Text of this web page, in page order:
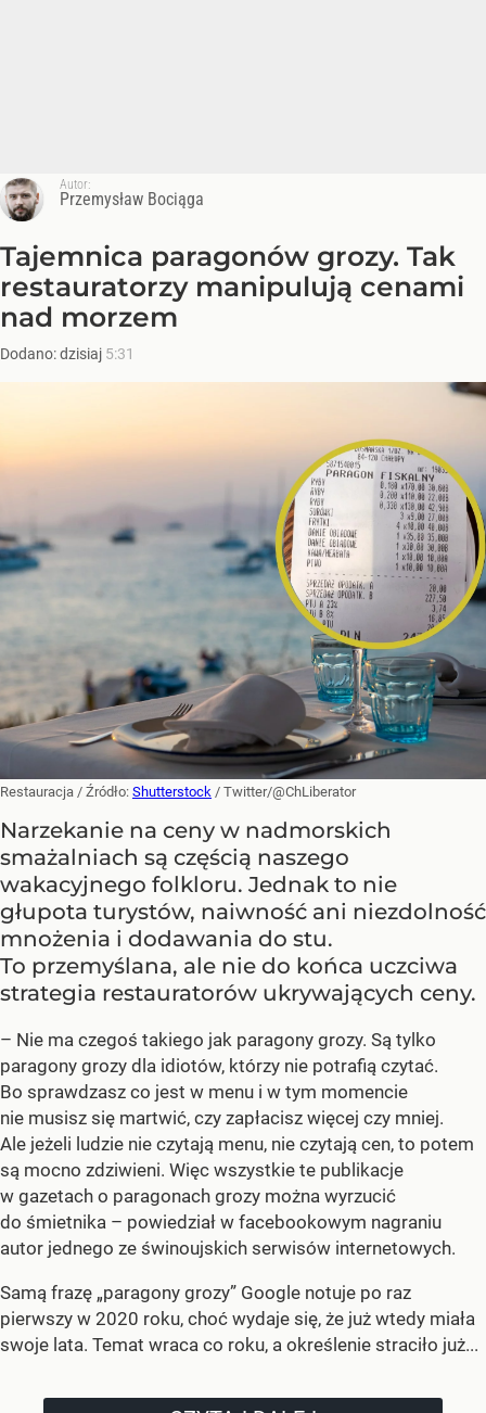
Autor:
Przemysław Bociąga
Tajemnica paragonów grozy. Tak
restauratorzy manipulują cenami
nad morzem
Dodano:dzisiaj 5:31
Restauracja / Źródło: Shutterstock / Twitter/@ChLiberator
Narzekanie na ceny w nadmorskich
smażalniach są częścią naszego
wakacyjnego folkloru. Jednak to nie
głupota turystów, naiwność ani niezdolność
mnożenia i dodawania do stu.
To przemyślana, ale nie do końca uczciwa
strategia restauratorów ukrywających ceny.
– Nie ma czegoś takiego jak paragony grozy. Są tylko
paragony grozy dla idiotów, którzy nie potrafią czytać.
Bo sprawdzasz co jest w menu i w tym momencie
nie musisz się martwić, czy zapłacisz więcej czy mniej.
Ale jeżeli ludzie nie czytają menu, nie czytają cen, to potem
są mocno zdziwieni. Więc wszystkie te publikacje
w gazetach o paragonach grozy można wyrzucić
do śmietnika – powiedział w facebookowym nagraniu
autor jednego ze świnoujskich serwisów internetowych.
Samą frazę „paragony grozy” Google notuje po raz
pierwszy w 2020 roku, choć wydaje się, że już wtedy miała
swoje lata. Temat wraca co roku, a określenie straciło już...